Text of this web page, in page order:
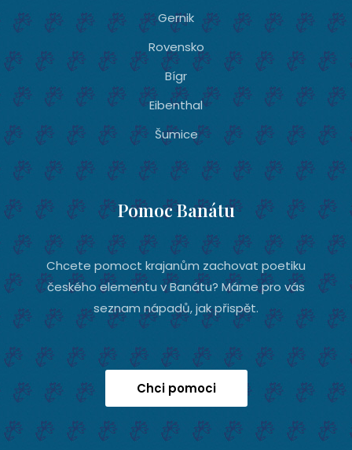
Gernik
Rovensko
Bígr
Eibenthal
Šumice
Pomoc Banátu
Chcete pomoct krajanům zachovat poetiku
českého elementu v Banátu? Máme pro vás
seznam nápadů, jak přispět.
Chci pomoci